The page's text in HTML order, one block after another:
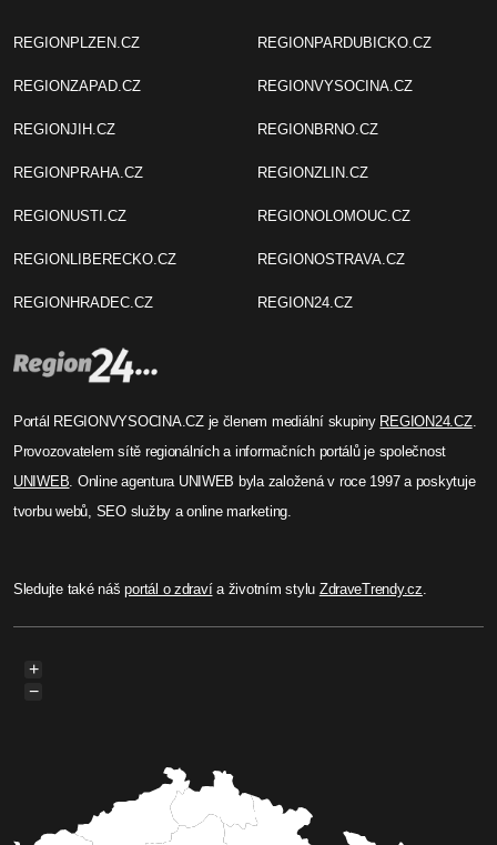
REGIONPLZEN.CZ
REGIONZAPAD.CZ
REGIONJIH.CZ
REGIONPRAHA.CZ
REGIONUSTI.CZ
REGIONLIBERECKO.CZ
REGIONHRADEC.CZ
REGIONPARDUBICKO.CZ
REGIONVYSOCINA.CZ
REGIONBRNO.CZ
REGIONZLIN.CZ
REGIONOLOMOUC.CZ
REGIONOSTRAVA.CZ
REGION24.CZ
Portál REGIONVYSOCINA.CZ je členem mediální skupiny REGION24.CZ.
Provozovatelem sítě regionálních a informačních portálů je společnost
UNIWEB . Online agentura UNIWEB byla založená v roce 1997 a poskytuje
tvorbu webů, SEO služby a online marketing.
Sledujte také nášportál o zdravía životním stylu ZdraveTrendy.cz
+
−